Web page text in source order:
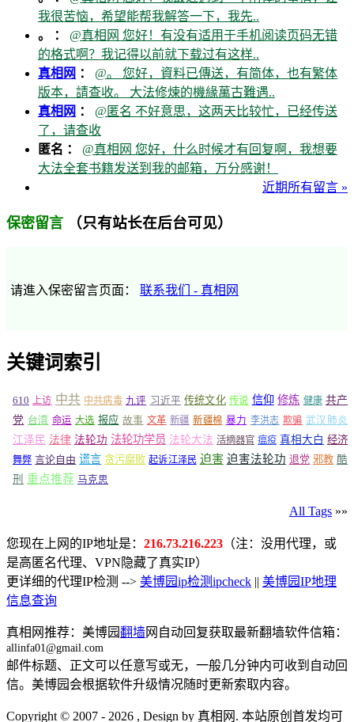
我很苦恼，希望能帮我解答一下，我先..
。 ： @真相网 您好！有没有适用于手机阅读页码无错
的格式啊？我记得以前就下载过有这样..
真相网 ： @。 您好，資料已傳送，有简体，也有繁体
版本，請查收。 大法修煉的機緣萬古難遇..
真相网 ： @匿名 不好意思，这两天比较忙，已经传送
了，请查收
匿名 ： @真相网 您好，什么时候才有回复啊，我想要
大法全套书籍发送到我的邮箱，万分感谢！
近期所有留言 »
保密留言 （只有站长在后台可见）
请進入保密留言页面： 联系我们 - 真相网
关键词索引
610 上访 中共 中共病毒 九评 习近平 传统文化 传说 信仰 修炼 健康 共产
党 台湾 命运 大选 报应 故事 文革 新疆 新疆棉 暴力 李洪志 欺骗 武汉肺炎
江泽民 法律 法轮功 法轮功学员 法轮大法 活摘器官 瘟疫 真相大白 经济
舞弊 言论自由 谎言 贪污腐败 起诉江泽民 迫害 迫害法轮功 退党 邪教 酷
刑 重点推荐 马克思
All Tags »»
您现在上网的IP地址是： 216.73.216.223 （注：没用代理，或
是高匿名代理、VPN隐藏了真实IP）
更详细的代理IP检测 --> 美博园ip检测ipcheck || 美博园IP地理
信息查询
真相网推荐：美博园翻墙网自动回复获取最新翻墙软件信箱：
allinfa01@gmail.com
邮件标题、正文可以任意写或无，一般几分钟内可收到自动回
信。美博园会根据软件升级情况随时更新索取内容。
Copyright © 2007 - 2026 , Design by 真相网. 本站原创首发均可